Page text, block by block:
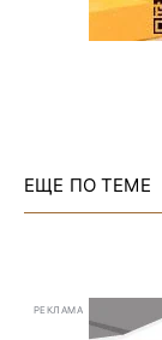
ЕЩЕ ПО ТЕМЕ
РЕКЛАМА